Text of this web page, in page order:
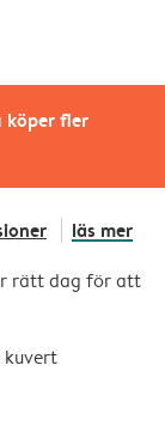
köper fler
läs mer
rätt dag för att
kuvert